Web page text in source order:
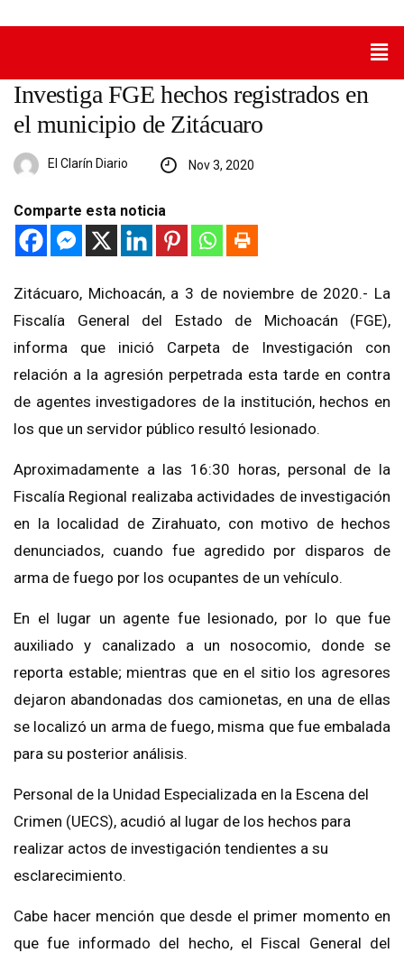
Investiga FGE hechos registrados en
el municipio de Zitácuaro
El Clarín Diario Nov 3, 2020
Comparte esta noticia
Zitácuaro, Michoacán, a 3 de noviembre de 2020.- La
Fiscalía General del Estado de Michoacán (FGE),
informa que inició Carpeta de Investigación con
relación a la agresión perpetrada esta tarde en contra
de agentes investigadores de la institución, hechos en
los que un servidor público resultó lesionado.
Aproximadamente a las 16:30 horas, personal de la
Fiscalía Regional realizaba actividades de investigación
en la localidad de Zirahuato, con motivo de hechos
denunciados, cuando fue agredido por disparos de
arma de fuego por los ocupantes de un vehículo.
En el lugar un agente fue lesionado, por lo que fue
auxiliado y canalizado a un nosocomio, donde se
reporta estable; mientras que en el sitio los agresores
dejaron abandonadas dos camionetas, en una de ellas
se localizó un arma de fuego, misma que fue embalada
para su posterior análisis.
Personal de la Unidad Especializada en la Escena del
Crimen (UECS), acudió al lugar de los hechos para
realizar actos de investigación tendientes a su
esclarecimiento.
Cabe hacer mención que desde el primer momento en
que fue informado del hecho, el Fiscal General del